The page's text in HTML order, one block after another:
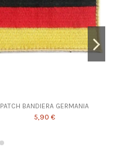
PATCH BANDIERA GERMANIA
5,90 €